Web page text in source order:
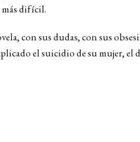
difícil.
con sus dudas, con sus
el suicidio de su mujer, el